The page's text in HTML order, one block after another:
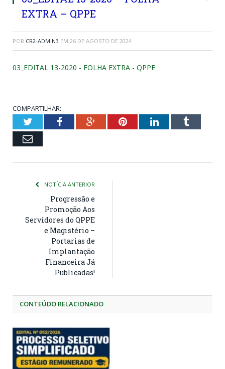
EXTRA – QPPE
POR CR2-ADMIN3 EM 26 DE AGOSTO DE 2024
03_EDITAL 13-2020 - FOLHA EXTRA - QPPE
COMPARTILHAR:
TwitterFacebookGoogle+PinterestLinkedInTumblr
Email
NOTÍCIA ANTERIOR
Progressão e
Promoção Aos
Servidores do QPPE
e Magistério –
Portarias de
Implantação
Financeira Já
Publicadas!
CONTEÚDO RELACIONADO